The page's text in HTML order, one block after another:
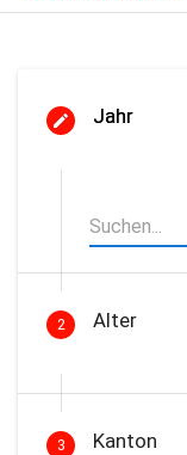
Jahr
2 Alter
3 Kanton